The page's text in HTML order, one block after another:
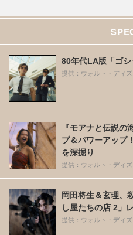
80年代LA版「ゴ
提供：ウォルト・ディ
『モアナと伝説の
プ＆パワーアップ
を深掘り
提供：ウォルト・ディ
岡田将生＆玄理、
し屋たちの店 2」
提供：ウォルト・ディ